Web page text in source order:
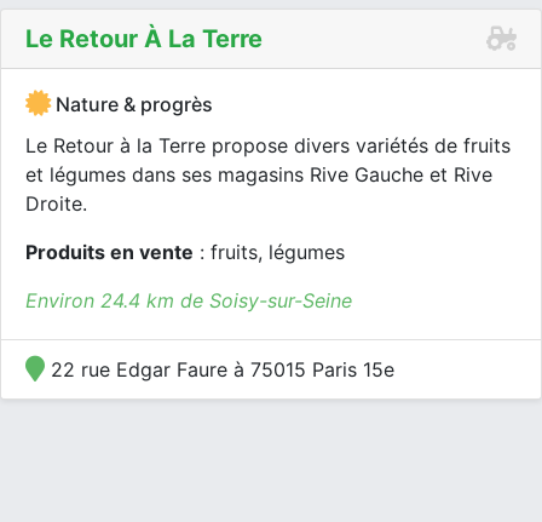
Le Retour À La Terre
Nature & progrès
Le Retour à la Terre propose divers variétés de fruits
et légumes dans ses magasins Rive Gauche et Rive
Droite.
Produits en vente : fruits, légumes
Environ 24.4 km de Soisy-sur-Seine
22 rue Edgar Faure à 75015 Paris 15e